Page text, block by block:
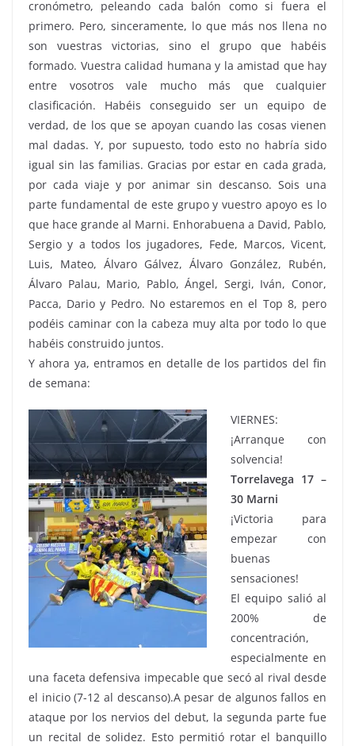
cronómetro, peleando cada balón como si fuera el
primero. Pero, sinceramente, lo que más nos llena no
son vuestras victorias, sino el grupo que habéis
formado. Vuestra calidad humana y la amistad que hay
entre vosotros vale mucho más que cualquier
clasificación. Habéis conseguido ser un equipo de
verdad, de los que se apoyan cuando las cosas vienen
mal dadas. Y, por supuesto, todo esto no habría sido
igual sin las familias. Gracias por estar en cada grada,
por cada viaje y por animar sin descanso. Sois una
parte fundamental de este grupo y vuestro apoyo es lo
que hace grande al Marni. Enhorabuena a David, Pablo,
Sergio y a todos los jugadores, Fede, Marcos, Vicent,
Luis, Mateo, Álvaro Gálvez, Álvaro González, Rubén,
Álvaro Palau, Mario, Pablo, Ángel, Sergi, Iván, Conor,
Pacca, Dario y Pedro. No estaremos en el Top 8, pero
podéis caminar con la cabeza muy alta por todo lo que
habéis construido juntos.
Y ahora ya, entramos en detalle de los partidos del fin
de semana:
VIERNES:
¡Arranque con
solvencia!
Torrelavega 17 –
30 Marni
¡Victoria para
empezar con
buenas
sensaciones!
El equipo salió al
200% de
concentración,
especialmente en
una faceta defensiva impecable que secó al rival desde
el inicio (7-12 al descanso).A pesar de algunos fallos en
ataque por los nervios del debut, la segunda parte fue
un recital de solidez. Esto permitió rotar el banquillo